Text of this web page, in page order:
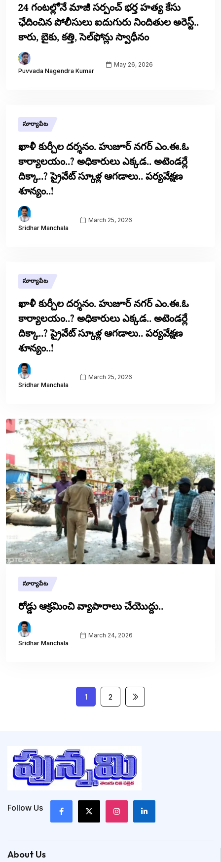
24 గంటల్లోనే మాజీ సర్పంచ్ భర్త హత్య కేసు
ఛేదించిన పోలీసులు ఐదుగురు నిందితుల అరెస్ట్..
కారు, బైకు, కత్తి, సెల్‌ఫోన్లు స్వాధీనం
Puvvada Nagendra Kumar
May 26, 2026
సూర్యాపేట
ఖాళీ కుర్చీల దర్శనం. హుజూర్ నగర్ ఎం.ఈ.ఓ
కార్యాలయం..? అధికారులు ఎక్కడ.. అటెండర్లే
దిక్కా..? ప్రైవేట్ స్కూళ్ల ఆగడాలు.. పర్యవేక్షణ
శూన్యం..!
Sridhar Manchala
March 25, 2026
సూర్యాపేట
ఖాళీ కుర్చీల దర్శనం. హుజూర్ నగర్ ఎం.ఈ.ఓ
కార్యాలయం..? అధికారులు ఎక్కడ.. అటెండర్లే
దిక్కా..? ప్రైవేట్ స్కూళ్ల ఆగడాలు.. పర్యవేక్షణ
శూన్యం..!
Sridhar Manchala
March 25, 2026
సూర్యాపేట
రోడ్డు ఆక్రమించి వ్యాపారాలు చేయొద్దు..
Sridhar Manchala
March 24, 2026
1 2
Follow Us
About Us